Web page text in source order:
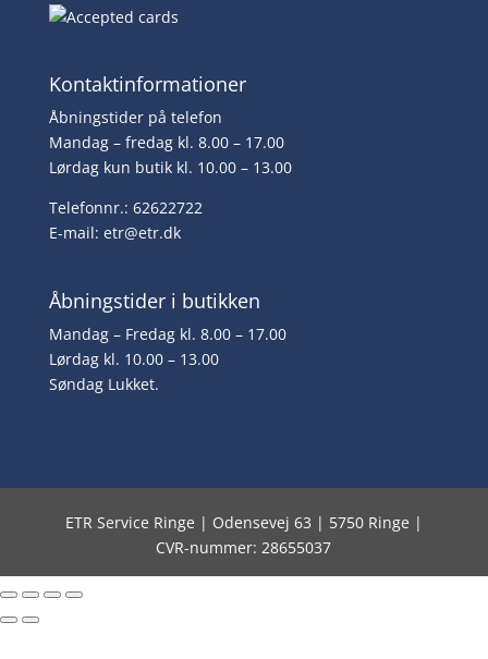
Kontaktinformationer
Åbningstider på telefon
Mandag – fredag kl. 8.00 – 17.00
Lørdag kun butik kl. 10.00 – 13.00
Telefonnr.: 62622722
E-mail: etr@etr.dk
Åbningstider i butikken
Mandag – Fredag kl. 8.00 – 17.00
Lørdag kl. 10.00 – 13.00
Søndag Lukket.
ETR Service Ringe | Odensevej 63 | 5750 Ringe |
CVR-nummer: 28655037